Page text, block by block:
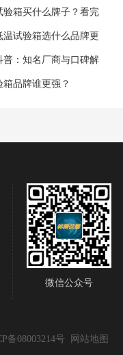
验箱买什么牌子？看完
试验箱选什么品牌更
普：知名厂商与口碑解
品牌谁更强？
微信公众号
备08003214号 网站地图